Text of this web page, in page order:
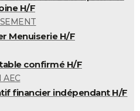
H/F
Menuiserie H/F
confirmé H/F
AEC
financier indépendant H/F